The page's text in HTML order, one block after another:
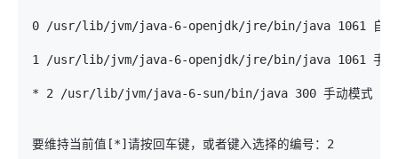
0 /usr/lib/jvm/java-6-openjdk/jre/bin/java 1061 自动
1 /usr/lib/jvm/java-6-openjdk/jre/bin/java 1061 手动
* 2 /usr/lib/jvm/java-6-sun/bin/java 300 手动模式
要维持当前值[*]请按回车键，或者键入选择的编号：2